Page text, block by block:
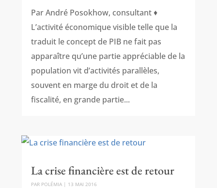
Par André Posokhow, consultant ♦
L’activité économique visible telle que la
traduit le concept de PIB ne fait pas
apparaître qu’une partie appréciable de la
population vit d’activités parallèles,
souvent en marge du droit et de la
fiscalité, en grande partie...
La crise financière est de retour
PAR POLÉMIA| 13 MAI 2016